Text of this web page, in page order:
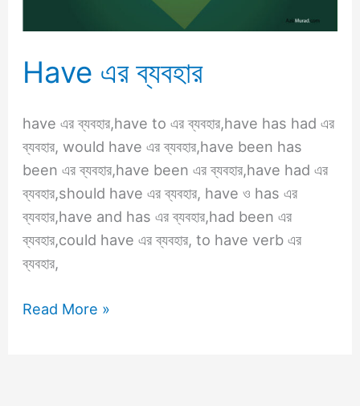
Have এর ব্যবহার
have এর ব্যবহার,have to এর ব্যবহার,have has had এর
ব্যবহার, would have এর ব্যবহার,have been has
been এর ব্যবহার,have been এর ব্যবহার,have had এর
ব্যবহার,should have এর ব্যবহার, have ও has এর
ব্যবহার,have and has এর ব্যবহার,had been এর
ব্যবহার,could have এর ব্যবহার, to have verb এর
ব্যবহার,
Read More »